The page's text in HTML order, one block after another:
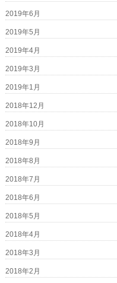
2019年6月
2019年5月
2019年4月
2019年3月
2019年1月
2018年12月
2018年10月
2018年9月
2018年8月
2018年7月
2018年6月
2018年5月
2018年4月
2018年3月
2018年2月